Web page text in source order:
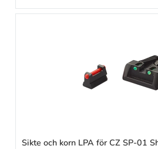
Sikte och korn LPA för CZ SP-01